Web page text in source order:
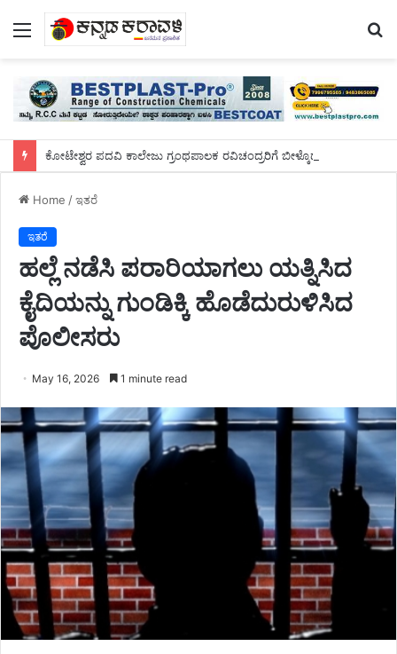
Menu
ಕೋಟೇಶ್ವರ ಪದವಿ ಕಾಲೇಜು ಗ್ರಂಥಪಾಲಕ ರವಿಚಂದ್ರರಿಗೆ ಬೀಳ್ಕೊಡುಗೆ
Home /ಇತರೆ
ಇತರೆ
ಹಲ್ಲೆ ನಡೆಸಿ ಪರಾರಿಯಾಗಲು ಯತ್ನಿಸಿದ
ಕೈದಿಯನ್ನು ಗುಂಡಿಕ್ಕಿ ಹೊಡೆದುರುಳಿಸಿದ
ಪೊಲೀಸರು
May 16, 2026 1 minute read